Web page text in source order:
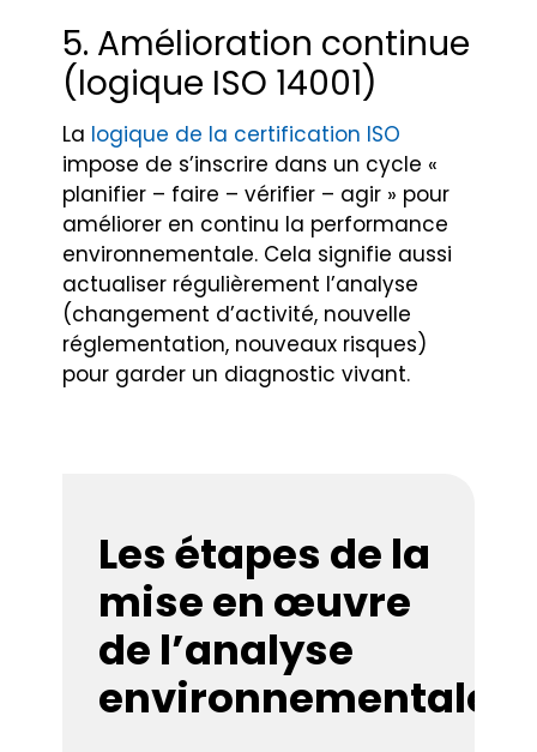
5. Amélioration continue
(logique ISO 14001)
La logique de la certification ISO
impose de s’inscrire dans un cycle «
planifier – faire – vérifier – agir » pour
améliorer en continu la performance
environnementale. Cela signifie aussi
actualiser régulièrement l’analyse
(changement d’activité, nouvelle
réglementation, nouveaux risques)
pour garder un diagnostic vivant.
Les étapes de la
mise en œuvre
de l’analyse
environnementale